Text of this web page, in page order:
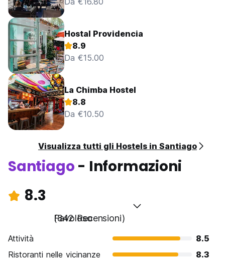
Hostal Providencia
8.9
Da €15.00
La Chimba Hostel
8.8
Da €10.50
Visualizza tutti gli Hostels in Santiago
Santiago - Informazioni
8.3
Favoloso
(842 Recensioni)
Attività
8.5
Ristoranti nelle vicinanze
8.3